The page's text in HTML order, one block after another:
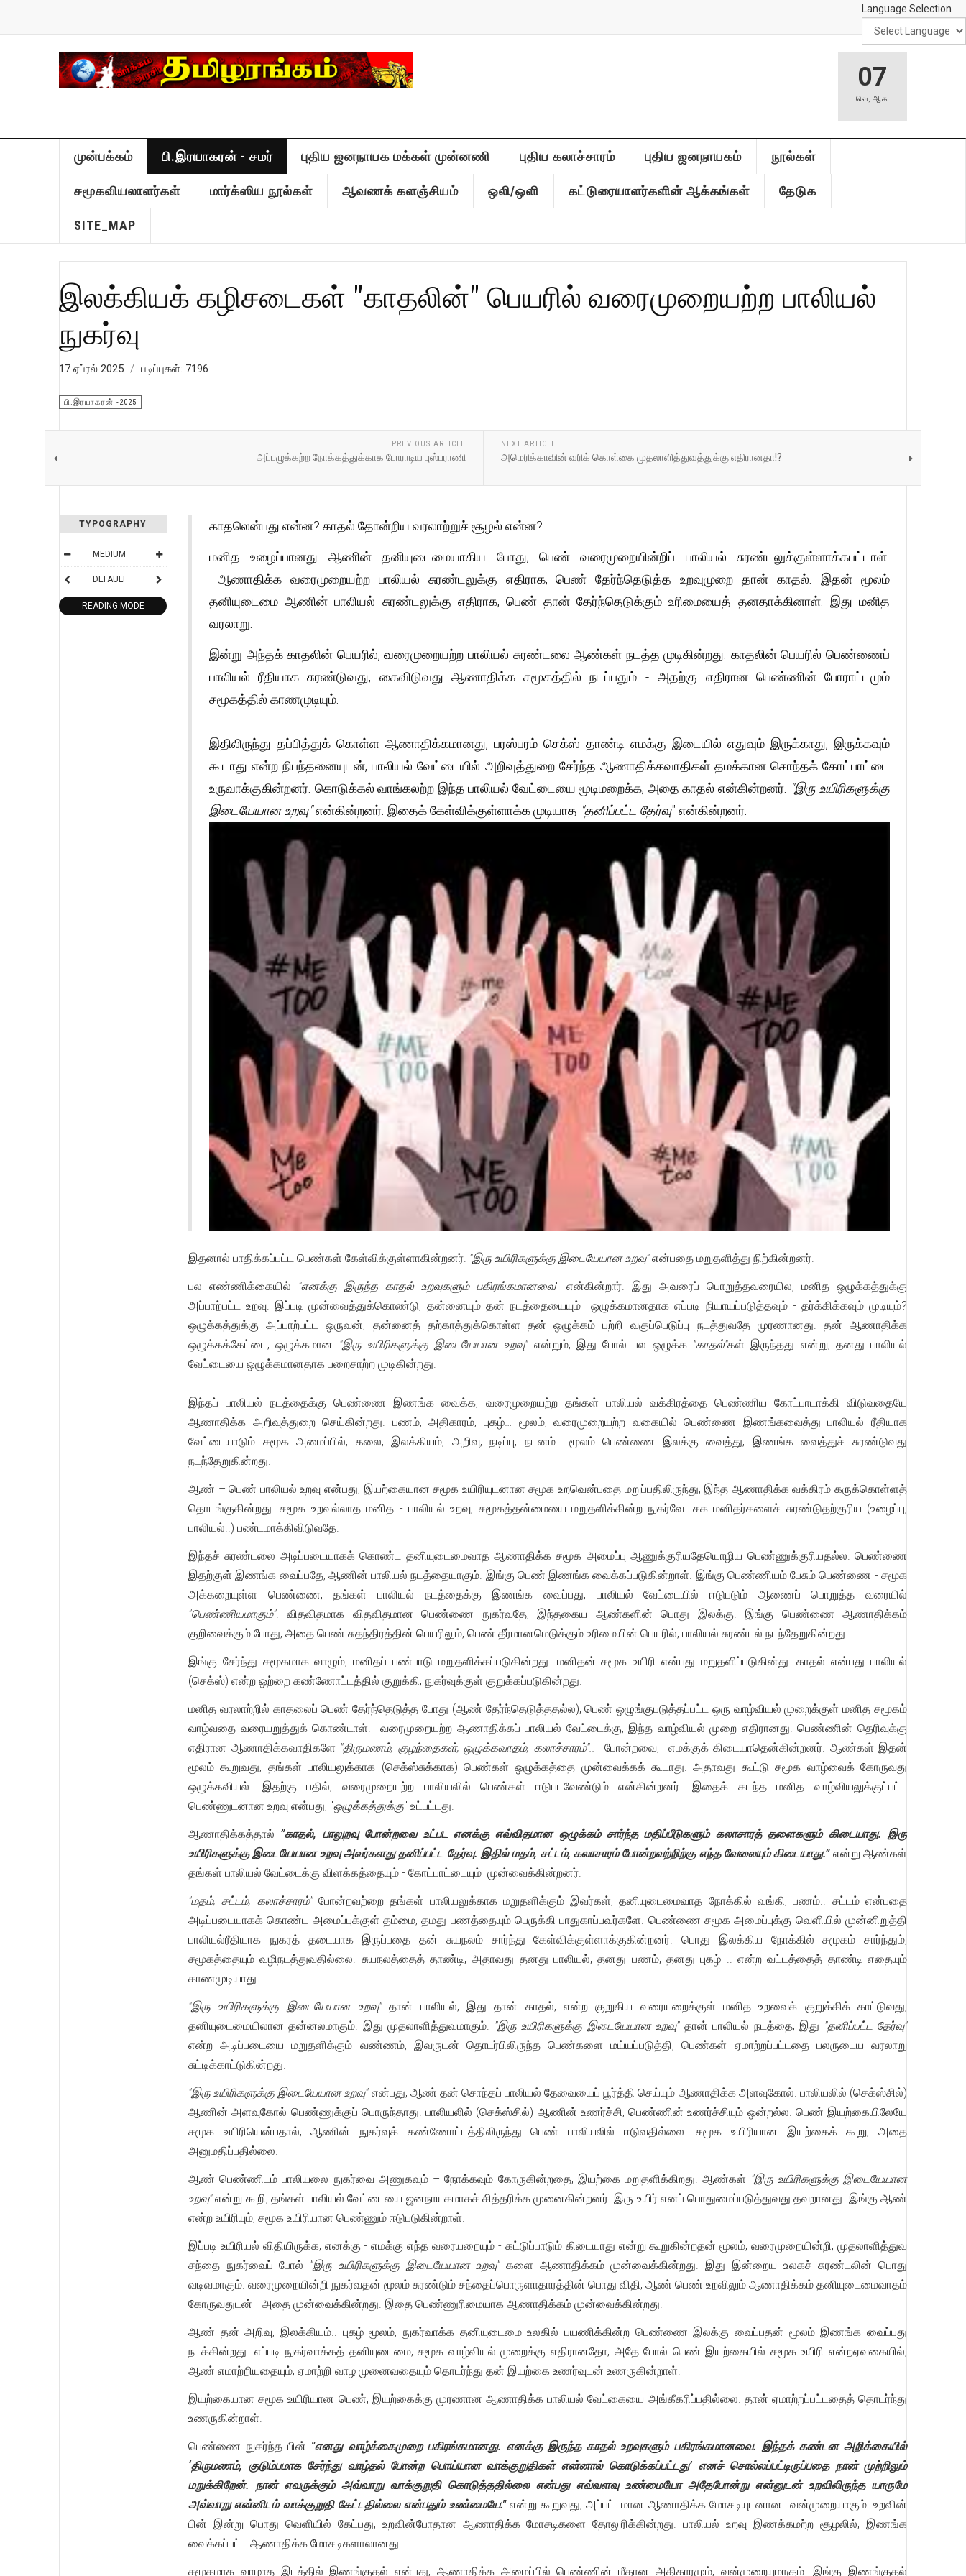
Language Selection
07
வெ,ஆக
முன்பக்கம் பி.இரயாகரன் - சமர் புதிய ஜனநாயக மக்கள் முன்னணி புதிய கலாச்சாரம் புதிய ஜனநாயகம் நூல்கள்
சமூகவியலாளர்கள் மார்க்ஸிய நூல்கள் ஆவணக் களஞ்சியம் ஒலி/ஒளி கட்டுரையாளர்களின் ஆக்கங்கள் தேடுக
SITE_MAP
இலக்கியக் கழிசடைகள் "காதலின்" பெயரில் வரைமுறையற்ற பாலியல்
நுகர்வு
17 ஏப்ரல் 2025 படிப்புகள்: 7196
பி.இரயாகரன் -2025
PREVIOUS ARTICLE
அப்பழுக்கற்ற நோக்கத்துக்காக போராடிய புஸ்பராணி
NEXT ARTICLE
அமெரிக்காவின் வரிக் கொள்கை முதலாளித்துவத்துக்கு எதிரானதா!?
TYPOGRAPHY
MEDIUM
DEFAULT
READING MODE
காதலென்பது என்ன? காதல் தோன்றிய வரலாற்றுச் சூழல் என்ன?
மனித உழைப்பானது ஆணின் தனியுடைமையாகிய போது, பெண் வரைமுறையின்றிப் பாலியல் சுரண்டலுக்குள்ளாக்கபட்டாள்.
ஆணாதிக்க வரைமுறையற்ற பாலியல் சுரண்டலுக்கு எதிராக, பெண் தேர்ந்தெடுத்த உறவுமுறை தான் காதல். இதன் மூலம்
தனியுடைமை ஆணின் பாலியல் சுரண்டலுக்கு எதிராக, பெண் தான் தேர்ந்தெடுக்கும் உரிமையைத் தனதாக்கினாள். இது மனித
வரலாறு.
இன்று அந்தக் காதலின் பெயரில், வரைமுறையற்ற பாலியல் சுரண்டலை ஆண்கள் நடத்த முடிகின்றது. காதலின் பெயரில் பெண்ணைப்
பாலியல் ரீதியாக சுரண்டுவது, கைவிடுவது ஆணாதிக்க சமூகத்தில் நடப்பதும் - அதற்கு எதிரான பெண்ணின் போராட்டமும்
சமூகத்தில் காணமுடியும்.
இதிலிருந்து தப்பித்துக் கொள்ள ஆணாதிக்கமானது, பரஸ்பரம் செக்ஸ் தாண்டி எமக்கு இடையில் எதுவும் இருக்காது, இருக்கவும்
கூடாது என்ற நிபந்தனையுடன், பாலியல் வேட்டையில் அறிவுத்துறை சேர்ந்த ஆணாதிக்கவாதிகள் தமக்கான சொந்தக் கோட்பாட்டை
உருவாக்குகின்றனர். கொடுக்கல் வாங்கலற்ற இந்த பாலியல் வேட்டையை மூடிமறைக்க, அதை காதல் என்கின்றனர். "இரு உயிரிகளுக்கு
இடையேயான உறவு"என்கின்றனர். இதைக் கேள்விக்குள்ளாக்க முடியாத "தனிப்பட்ட தேர்வு" என்கின்றனர்.
இதனால் பாதிக்கப்பட்ட பெண்கள் கேள்விக்குள்ளாகின்றனர். "இரு உயிரிகளுக்கு இடையேயான உறவு"என்பதை மறுதளித்து நிற்கின்றனர்.
பல எண்ணிக்கையில் "எனக்கு இருந்த காதல் உறவுகளும் பகிரங்கமானவை" என்கின்றார். இது அவரைப் பொறுத்தவரையில, மனித ஒழுக்கத்துக்கு
அப்பாற்பட்ட உறவு. இப்படி முன்வைத்துக்கொண்டு, தன்னையும் தன் நடத்தையையும் ஒழுக்கமானதாக எப்படி நியாயப்படுத்தவும் - தர்க்கிக்கவும் முடியும்?
ஒழுக்கத்துக்கு அப்பாற்பட்ட ஒருவன், தன்னைத் தற்காத்துக்கொள்ள தன் ஒழுக்கம் பற்றி வகுப்பெடுப்பு நடத்துவதே முரணானது. தன் ஆணாதிக்க
ஒழுக்கக்கேட்டை, ஒழுக்கமான "இரு உயிரிகளுக்கு இடையேயான உறவு"என்றும், இது போல் பல ஒழுக்க "காதல்"கள் இருந்தது என்று, தனது பாலியல்
வேட்டையை ஒழுக்கமானதாக பறைசாற்ற முடிகின்றது.
இந்தப் பாலியல் நடத்தைக்கு பெண்ணை இணங்க வைக்க, வரைமுறையற்ற தங்கள் பாலியல் வக்கிரத்தை பெண்ணிய கோட்பாடாக்கி விடுவதையே
ஆணாதிக்க அறிவுத்துறை செய்கின்றது. பணம், அதிகாரம், புகழ்… மூலம், வரைமுறையற்ற வகையில் பெண்ணை இணங்கவைத்து பாலியல் ரீதியாக
வேட்டையாடும் சமூக அமைப்பில், கலை, இலக்கியம், அறிவு, நடிப்பு, நடனம்.. மூலம் பெண்ணை இலக்கு வைத்து, இணங்க வைத்துச் சுரண்டுவது
நடந்தேறுகின்றது.
ஆண் – பெண் பாலியல் உறவு என்பது, இயற்கையான சமூக உயிரியுடனான சமூக உறவென்பதை மறுப்பதிலிருந்து, இந்த ஆணாதிக்க வக்கிரம் கருக்கொள்ளத்
தொடங்குகின்றது. சமூக உறவல்லாத மனித - பாலியல் உறவு, சமூகத்தன்மையை மறுதளிக்கின்ற நுகர்வே. சக மனிதர்களைச் சுரண்டுதற்குரிய (உழைப்பு,
பாலியல்..) பண்டமாக்கிவிடுவதே.
இந்தச் சுரண்டலை அடிப்படையாகக் கொண்ட தனியுடைமைவாத ஆணாதிக்க சமூக அமைப்பு ஆணுக்குரியதேயொழிய பெண்ணுக்குரியதல்ல. பெண்ணை
இதற்குள் இணங்க வைப்பதே, ஆணின் பாலியல் நடத்தையாகும். இங்கு பெண் இணங்க வைக்கப்படுகின்றாள். இங்கு பெண்ணியம் பேசும் பெண்ணை - சமூக
அக்கறையுள்ள பெண்ணை, தங்கள் பாலியல் நடத்தைக்கு இணங்க வைப்பது, பாலியல் வேட்டையில் ஈடுபடும் ஆணைப் பொறுத்த வரையில்
"பெண்ணியமாகும்". விதவிதமாக விதவிதமான பெண்ணை நுகர்வதே, இந்தகைய ஆண்களின் பொது இலக்கு. இங்கு பெண்ணை ஆணாதிக்கம்
குறிவைக்கும் போது, அதை பெண் சுதந்திரத்தின் பெயரிலும், பெண் தீர்மானமெடுக்கும் உரிமையின் பெயரில், பாலியல் சுரண்டல் நடந்தேறுகின்றது.
இங்கு சேர்ந்து சமூகமாக வாழும், மனிதப் பண்பாடு மறுதளிக்கப்படுகின்றது. மனிதன் சமூக உயிரி என்பது மறுதளிப்படுகின்து. காதல் என்பது பாலியல்
(செக்ஸ்) என்ற ஒற்றை கண்ணோட்டத்தில் குறுக்கி, நுகர்வுக்குள் குறுக்கப்படுகின்றது.
மனித வரலாற்றில் காதலைப் பெண் தேர்ந்தெடுத்த போது (ஆண் தேர்ந்தெடுத்ததல்ல), பெண் ஒழுங்குபடுத்தப்பட்ட ஒரு வாழ்வியல் முறைக்குள் மனித சமூகம்
வாழ்வதை வரையறுத்துக் கொண்டாள். வரைமுறையற்ற ஆணாதிக்கப் பாலியல் வேட்டைக்கு, இந்த வாழ்வியல் முறை எதிரானது. பெண்ணின் தெரிவுக்கு
எதிரான ஆணாதிக்கவாதிகளே "திருமணம், குழந்தைகள், ஒழுக்கவாதம், கலாச்சாரம்".. போன்றவை, எமக்குக் கிடையாதென்கின்றனர். ஆண்கள் இதன்
மூலம் கூறுவது, தங்கள் பாலியலுக்காக (செக்ஸ்சுக்காக) பெண்கள் ஒழுக்கத்தை முன்வைக்கக் கூடாது. அதாவது கூட்டு சமூக வாழ்வைக் கோருவது
ஒழுக்கவியல். இதற்கு பதில், வரைமுறையற்ற பாலியலில் பெண்கள் ஈடுபடவேண்டும் என்கின்றனர். இதைக் கடந்த மனித வாழ்வியலுக்குட்பட்ட
பெண்ணுடனான உறவு என்பது, "ஒழுக்கத்துக்கு" உட்பட்டது.
ஆணாதிக்கத்தால் ”காதல், பாலுறவு போன்றவை உட்பட எனக்கு எவ்விதமான ஒழுக்கம் சார்ந்த மதிப்பீடுகளும் கலாசாரத் தளைகளும் கிடையாது. இரு
உயிரிகளுக்கு இடையேயான உறவு அவர்களது தனிப்பட்ட தேர்வு. இதில் மதம், சட்டம், கலாசாரம் போன்றவற்றிற்கு எந்த வேலையும் கிடையாது.” என்று ஆண்கள்
தங்கள் பாலியல் வேட்டைக்கு விளக்கத்தையும் - கோட்பாட்டையும் முன்வைக்கின்றனர்.
"மதம், சட்டம், கலாச்சாரம்"போன்றவற்றை தங்கள் பாலியலுக்காக மறுதளிக்கும் இவர்கள், தனியுடைமைவாத நோக்கில் வங்கி, பணம்.. சட்டம் என்பதை
அடிப்படையாகக் கொண்ட அமைப்புக்குள் தம்மை, தமது பணத்தையும் பெருக்கி பாதுகாப்பவர்களே. பெண்ணை சமூக அமைப்புக்கு வெளியில் முன்னிறுத்தி
பாலியல்ரீதியாக நுகரத் தடையாக இருப்பதை தன் சுயநலம் சார்ந்து கேள்விக்குள்ளாக்குகின்றனர். பொது இலக்கிய நோக்கில் சமூகம் சார்ந்தும்,
சமூகத்தையும் வழிநடத்துவதில்லை. சுயநலத்தைத் தாண்டி, அதாவது தனது பாலியல், தனது பணம், தனது புகழ் .. என்ற வட்டத்தைத் தாண்டி எதையும்
காணமுடியாது.
"இரு உயிரிகளுக்கு இடையேயான உறவு"தான் பாலியல், இது தான் காதல், என்ற குறுகிய வரையறைக்குள் மனித உறவைக் குறுக்கிக் காட்டுவது,
தனியுடைமையிலான தன்னலமாகும். இது முதலாளித்துவமாகும். "இரு உயிரிகளுக்கு இடையேயான உறவு" தான் பாலியல் நடத்தை, இது "தனிப்பட்ட தேர்வு"
என்ற அடிப்படையை மறுதளிக்கும் வண்ணம், இவருடன் தொடர்பிலிருந்த பெண்களை மய்யப்படுத்தி, பெண்கள் ஏமாற்றப்பட்டதை பலருடைய வரலாறு
சுட்டிக்காட்டுகின்றது.
"இரு உயிரிகளுக்கு இடையேயான உறவு"என்பது, ஆண் தன் சொந்தப் பாலியல் தேவையைப் பூர்த்தி செய்யும் ஆணாதிக்க அளவுகோல். பாலியலில் (செக்ஸ்சில்)
ஆணின் அளவுகோல் பெண்ணுக்குப் பொருந்தாது. பாலியலில் (செக்ஸ்சில்) ஆணின் உணர்ச்சி, பெண்ணின் உணர்ச்சியும் ஒன்றல்ல. பெண் இயற்கையிலேயே
சமூக உயிரியென்பதால், ஆணின் நுகர்வுக் கண்ணோட்டத்திலிருந்து பெண் பாலியலில் ஈடுவதில்லை. சமூக உயிரியான இயற்கைக் கூறு, அதை
அனுமதிப்பதில்லை.
ஆண் பெண்ணிடம் பாலியலை நுகர்வை அணுகவும் – நோக்கவும் கோருகின்றதை, இயற்கை மறுதளிக்கிறது. ஆண்கள் "இரு உயிரிகளுக்கு இடையேயான
உறவு"என்று கூறி, தங்கள் பாலியல் வேட்டையை ஜனநாயகமாகச் சித்தரிக்க முனைகின்றனர். இரு உயிர் எனப் பொதுமைப்படுத்துவது தவறானது. இங்கு ஆண்
என்ற உயிரியும், சமூக உயிரியான பெண்ணும் ஈடுபடுகின்றாள்.
இப்படி உயிரியல் விதியிருக்க, எனக்கு - எமக்கு எந்த வரையறையும் - கட்டுப்பாடும் கிடையாது என்று கூறுகின்றதன் மூலம், வரைமுறையின்றி, முதலாளித்துவ
சந்தை நுகர்வைப் போல் "இரு உயிரிகளுக்கு இடையேயான உறவு"களை ஆணாதிக்கம் முன்வைக்கின்றது. இது இன்றைய உலகச் சுரண்டலின் பொது
வடிவமாகும். வரைமுறையின்றி நுகர்வதன் மூலம் சுரண்டும் சந்தைப்பொருளாதாரத்தின் பொது விதி, ஆண் பெண் உறவிலும் ஆணாதிக்கம் தனியுடைமைவாதம்
கோருவதுடன் - அதை முன்வைக்கின்றது. இதை பெண்ணுரிமையாக ஆணாதிக்கம் முன்வைக்கின்றது.
ஆண் தன் அறிவு, இலக்கியம்.. புகழ் மூலம், நுகர்வாக்க தனியுடைமை உலகில் பயணிக்கின்ற பெண்ணை இலக்கு வைப்பதன் மூலம் இணங்க வைப்பது
நடக்கின்றது. எப்படி நுகர்வாக்கத் தனியுடைமை, சமூக வாழ்வியல் முறைக்கு எதிரானதோ, அதே போல் பெண் இயற்கையில் சமூக உயிரி என்றஏவகையில்,
ஆண் எமாற்றியதையும், ஏமாற்றி வாழ முனைவதையும் தொடர்ந்து தன் இயற்கை உணர்வுடன் உணருகின்றாள்.
இயற்கையான சமூக உயிரியான பெண், இயற்கைக்கு முரணான ஆணாதிக்க பாலியல் வேட்கையை அங்கீகரிப்பதில்லை. தான் ஏமாற்றப்பட்டதைத் தொடர்ந்து
உணருகின்றாள்.
பெண்ணை நுகர்ந்த பின் "எனது வாழ்க்கைமுறை பகிரங்கமானது. எனக்கு இருந்த காதல் உறவுகளும் பகிரங்கமானவை. இந்தக் கண்டன அறிக்கையில்
‘திருமணம், குடும்பமாக சேர்ந்து வாழ்தல் போன்ற பொய்யான வாக்குறுதிகள் என்னால் கொடுக்கப்பட்டது’ எனச் சொல்லப்பட்டிருப்பதை நான் முற்றிலும்
மறுக்கிறேன். நான் எவருக்கும் அவ்வாறு வாக்குறுதி கொடுத்ததில்லை என்பது எவ்வளவு உண்மையோ அதேபோன்று என்னுடன் உறவிலிருந்த யாருமே
அவ்வாறு என்னிடம் வாக்குறுதி கேட்டதில்லை என்பதும் உண்மையே." என்று கூறுவது, அப்பட்டமான ஆணாதிக்க மோசடியுடனான வன்முறையாகும். உறவின்
பின் இன்று பொது வெளியில் கேட்பது, உறவின்போதான ஆணாதிக்க மோசடிகளை தோலுரிக்கின்றது. பாலியல் உறவு இணக்கமற்ற சூழலில், இணங்க
வைக்கப்பட்ட ஆணாதிக்க மோசடிகளாலானது.
சமூகமாக வாழாத இடத்தில் இணங்குதல் என்பது, ஆணாதிக்க அமைப்பில் பெண்ணின் மீதான அதிகாரமும், வன்முறையுமாகும். இங்கு இணங்குதல்